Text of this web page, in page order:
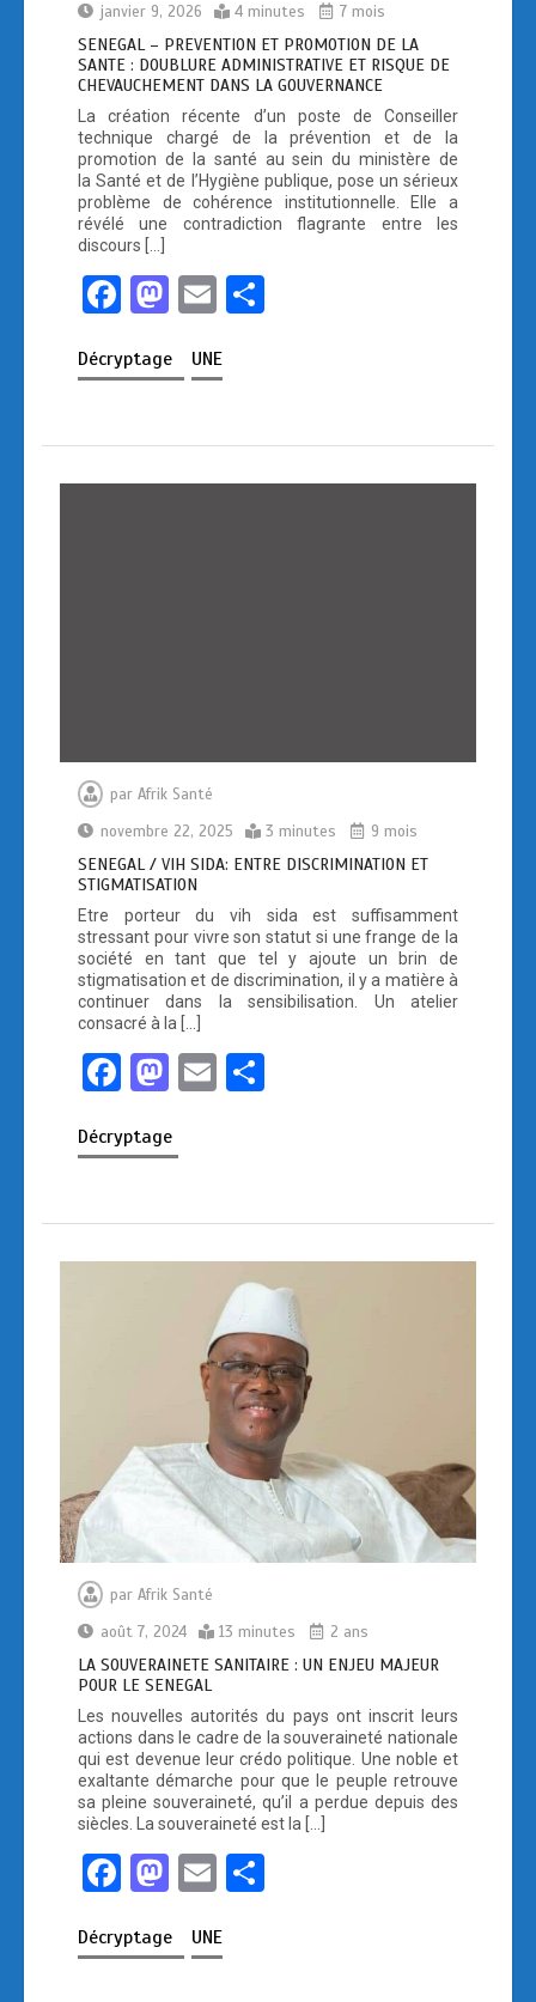
janvier 9, 2026
4 minutes 7 mois
SENEGAL – PREVENTION ET PROMOTION DE LA
SANTE : DOUBLURE ADMINISTRATIVE ET RISQUE DE
CHEVAUCHEMENT DANS LA GOUVERNANCE
La création récente d’un poste de Conseiller
technique chargé de la prévention et de la
promotion de la santé au sein du ministère de
la Santé et de l’Hygiène publique, pose un sérieux
problème de cohérence institutionnelle. Elle a
révélé une contradiction flagrante entre les
discours […]
F
ce
o
o
M
st
d
o
E
ail
er
Décryptage UNE
par Afrik Santé
novembre 22, 2025
3 minutes 9 mois
SENEGAL / VIH SIDA: ENTRE DISCRIMINATION ET
STIGMATISATION
Etre porteur du vih sida est suffisamment
stressant pour vivre son statut si une frange de la
société en tant que tel y ajoute un brin de
stigmatisation et de discrimination, il y a matière à
continuer dans la sensibilisation. Un atelier
consacré à la […]
F
ce
o
o
M
st
d
o
E
er
Décryptage
par Afrik Santé
août 7, 2024
13 minutes 2 ans
LA SOUVERAINETE SANITAIRE : UN ENJEU MAJEUR
POUR LE SENEGAL
Les nouvelles autorités du pays ont inscrit leurs
actions dans le cadre de la souveraineté nationale
qui est devenue leur crédo politique. Une noble et
exaltante démarche pour que le peuple retrouve
sa pleine souveraineté, qu’il a perdue depuis des
siècles. La souveraineté est la […]
F
ce
M
st
E
ail
Décryptage UNE